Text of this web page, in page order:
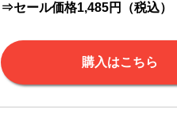
⇒セール価格1,485円（税込）
購入はこちら